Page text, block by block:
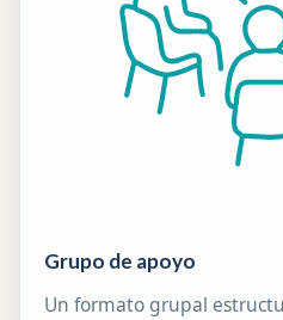
Grupo de apoyo
Un formato grupal